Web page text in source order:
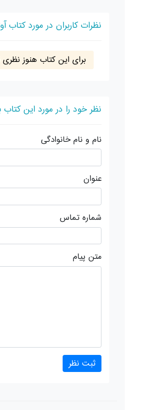
نظرات کاربران در مورد کتاب
برای این کتاب هنوز
نظر خود را در مورد این کتاب
نام و نام خانوادگی
عنوان
شماره تماس
متن پیام